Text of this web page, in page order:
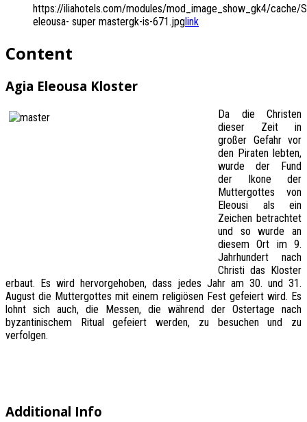
https://iliahotels.com/modules/mod_image_show_gk4/cache/
eleousa- super mastergk-is-671.jpglink
Content
Agia Eleousa Kloster
Da die Christen
dieser Zeit in
großer Gefahr vor
den Piraten lebten,
wurde der Fund
der Ikone der
Muttergottes von
Eleousi als ein
Zeichen betrachtet
und so wurde an
diesem Ort im 9.
Jahrhundert nach
Christi das Kloster
erbaut. Es wird hervorgehoben, dass jedes Jahr am 30. und 31.
August die Muttergottes mit einem religiösen Fest gefeiert wird. Es
lohnt sich auch, die Messen, die während der Ostertage nach
byzantinischem Ritual gefeiert werden, zu besuchen und zu
verfolgen.
Additional Info